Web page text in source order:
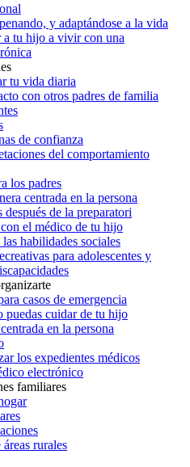
y adaptándose a la vida
a tu hijo a vivir con una
tu vida diaria
con otros padres de familia
de confianza
del comportamiento
los padres
centrada en la persona
después de la preparatori
el médico de tu hijo
habilidades sociales
para adolescentes y
casos de emergencia
puedas cuidar de tu hijo
en la persona
los expedientes médicos
electrónico
familiares
rurales